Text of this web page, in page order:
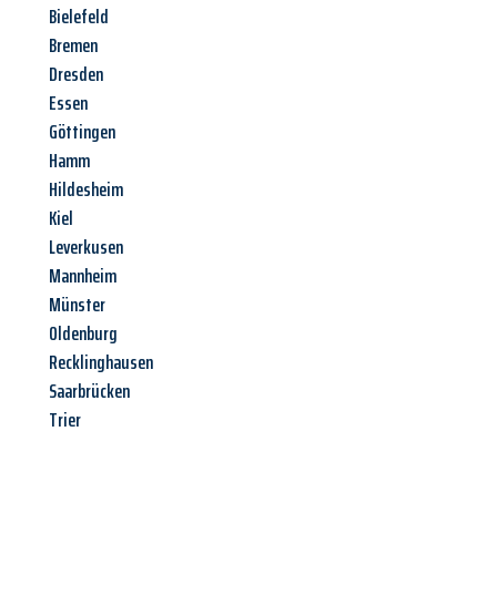
Bielefeld
Bremen
Dresden
Essen
Göttingen
Hamm
Hildesheim
Kiel
Leverkusen
Mannheim
Münster
Oldenburg
Recklinghausen
Saarbrücken
Trier